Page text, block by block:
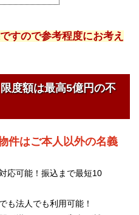
すので参考程度にお考え
度額は最高5億円の不
件はご本人以外の名義
応可能！振込まで最短10
も法人でも利用可能！